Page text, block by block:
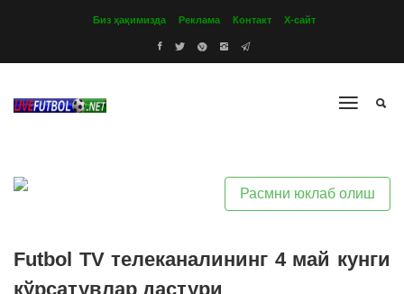
Биз ҳақимизда Реклама Контакт Х-сайт
Расмни юклаб олиш
Futbol TV телеканалининг 4 май кунги
кўрсатувлар дастури